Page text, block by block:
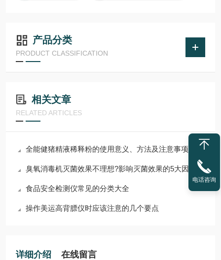
产品分类
PRODUCT CLASSIFICATION
相关文章
RELATED ARTICLES
全能健猪精液稀释粉的使用意义、方法及注意事项说明
臭氧消毒机灭菌效果不理想?影响灭菌效果的5大因素
食品安全检测仪常见的分类大全
操作美运高背膘仪时应该注意的几个要点
详细介绍 在线留言
电话咨询